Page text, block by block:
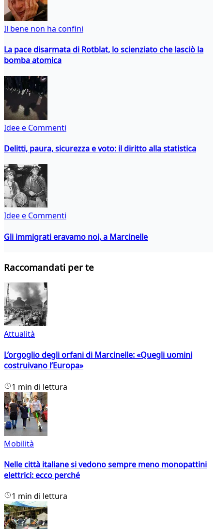
Il bene non ha confini
La pace disarmata di Rotblat, lo scienziato che lasciò la
bomba atomica
Idee e Commenti
Delitti, paura, sicurezza e voto: il diritto alla statistica
Idee e Commenti
Gli immigrati eravamo noi, a Marcinelle
Raccomandati per te
Attualità
L’orgoglio degli orfani di Marcinelle: «Quegli uomini
costruivano l’Europa»
1 min di lettura
Mobilità
Nelle città italiane si vedono sempre meno monopattini
elettrici: ecco perché
1 min di lettura